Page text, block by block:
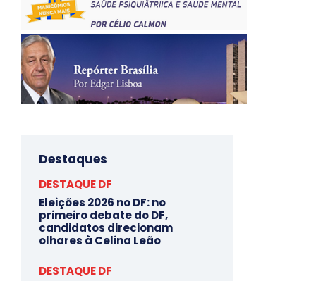
Destaques
DESTAQUE DF
Eleições 2026 no DF: no
primeiro debate do DF,
candidatos direcionam
olhares à Celina Leão
DESTAQUE DF